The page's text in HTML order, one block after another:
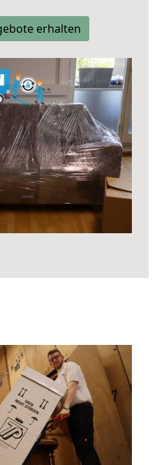
erhalten